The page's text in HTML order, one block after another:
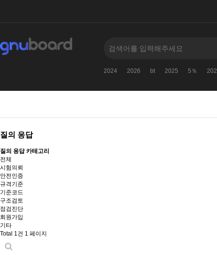
2024 2026 bt 2025 5％
질의 응답
질의 응답 카테고리
전체
시험의뢰
안전인증
규격기준
기준코드
구조검토
점검진단
회원가입
기타
Total 1건 1 페이지